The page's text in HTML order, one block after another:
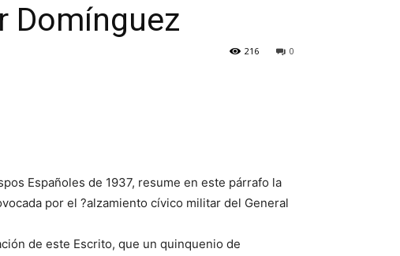
Domínguez
0
216
Españoles de 1937, resume en este párrafo la
por el ?alzamiento cívico militar del General
de este Escrito, que un quinquenio de